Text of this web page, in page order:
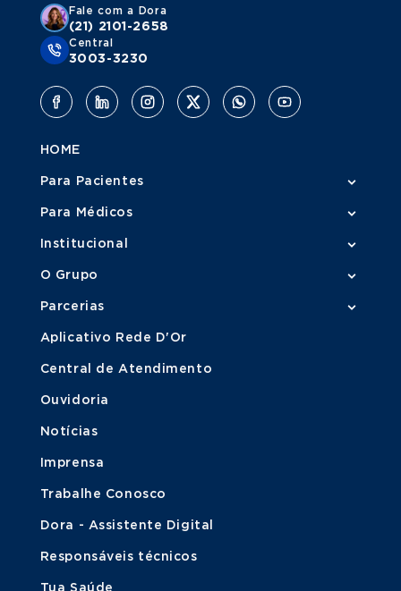
Fale com a Dora
(21) 2101-2658
Central
3003-3230
HOME
Para Pacientes
Para Médicos
Institucional
O Grupo
Parcerias
Aplicativo Rede D'Or
Central de Atendimento
Ouvidoria
Notícias
Imprensa
Trabalhe Conosco
Dora - Assistente Digital
Responsáveis técnicos
Tua Saúde